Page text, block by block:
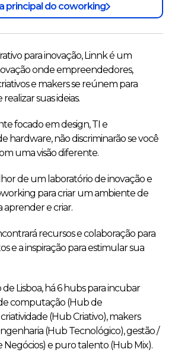
principal do coworking
para inovação, Linnk é um
onde empreendedores,
e makers se reúnem para
suas ideias.
focado em design, TI e
hardware, não discriminarão se você
uma visão diferente.
de um laboratório de inovação e
para criar um ambiente de
aprender e criar.
recursos e colaboração para
e a inspiração para estimular sua
Lisboa, há 6 hubs para incubar
computação (Hub de
(Hub Criativo), makers
(Hub Tecnológico), gestão /
e puro talento (Hub Mix).